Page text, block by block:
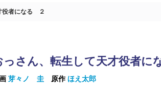
役者になる ２
っさん、転生して天才役者
芽々ノ 圭 原作ほえ太郎